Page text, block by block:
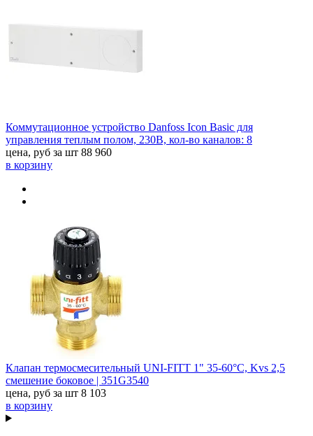
Коммутационное устройство Danfoss Icon Basic для
управления теплым полом, 230В, кол-во каналов: 8
цена, руб за шт 88 960
в корзину
Клапан термосмесительный UNI-FITT 1" 35-60°С, Kvs 2,5
смешение боковое | 351G3540
цена, руб за шт 8 103
в корзину